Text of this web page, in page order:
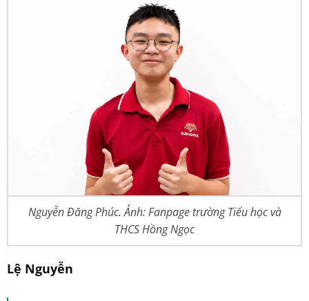
Nguyễn Đăng Phúc. Ảnh: Fanpage trường Tiểu học và
THCS Hồng Ngọc
Lệ Nguyễn